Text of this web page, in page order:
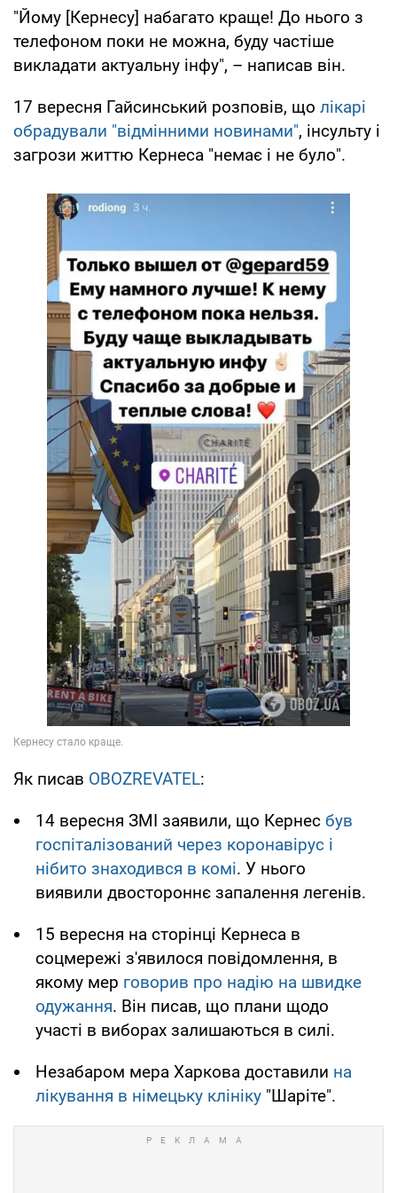
"Йому [Кернесу] набагато краще! До нього з
телефоном поки не можна, буду частіше
викладати актуальну інфу", – написав він.
17 вересня Гайсинський розповів, що лікарі
обрадували "відмінними новинами", інсульту і
загрози життю Кернеса "немає і не було".
Як писав OBOZREVATEL:
14 вересня ЗМІ заявили, що Кернес був
госпіталізований через коронавірус і
нібито знаходився в комі. У нього
виявили двостороннє запалення легенів.
15 вересня на сторінці Кернеса в
соцмережі з'явилося повідомлення, в
якому мер говорив про надію на швидке
одужання. Він писав, що плани щодо
участі в виборах залишаються в силі.
Незабаром мера Харкова доставили на
лікування в німецьку клініку "Шаріте".